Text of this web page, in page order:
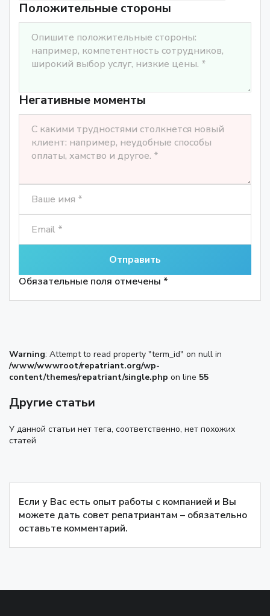
Обязательные поля отмечены *
Положительные стороны
Негативные моменты
Warning: Attempt to read property "term_id" on null in
/www/wwwroot/repatriant.org/wp-
content/themes/repatriant/single.php on line 55
Другие статьи
У данной статьи нет тега, соответственно, нет похожих
статей
Если у Вас есть опыт работы с компанией и Вы
можете дать совет репатриантам – обязательно
оставьте комментарий.